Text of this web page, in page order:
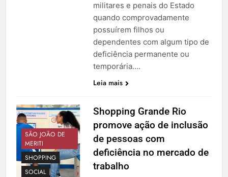
militares e penais do Estado
quando comprovadamente
possuírem filhos ou
dependentes com algum tipo de
deficiência permanente ou
temporária….
Leia mais
SÃO JOÃO DE
MERITI
SHOPPING
SOCIAL
Shopping Grande Rio
promove ação de inclusão
de pessoas com
deficiência no mercado de
trabalho